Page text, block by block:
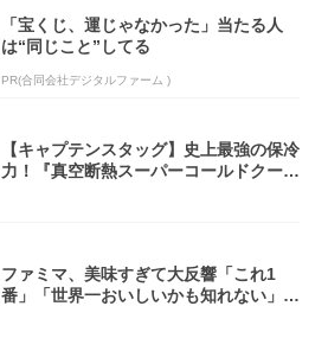
「宝くじ、運じゃなかった」当たる人
は“同じこと”してる
PR(合同会社デジタルファーム )
【キャプテンスタッグ】史上最強の保冷
力！『真空断熱スーパーコールドクーラ
ファミマ、美味すぎて大反響「これ1
番」「世界一おいしいかも知れない」